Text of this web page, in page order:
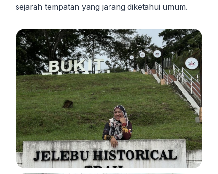
sejarah tempatan yang jarang diketahui umum.